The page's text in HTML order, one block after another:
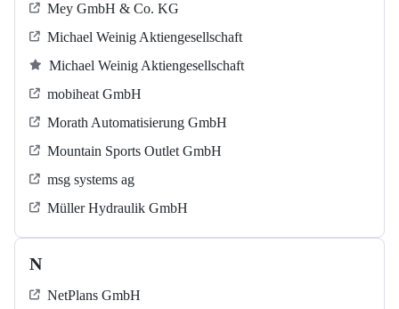
Mey GmbH & Co. KG
Michael Weinig Aktiengesellschaft
Michael Weinig Aktiengesellschaft
mobiheat GmbH
Morath Automatisierung GmbH
Mountain Sports Outlet GmbH
msg systems ag
Müller Hydraulik GmbH
N
NetPlans GmbH